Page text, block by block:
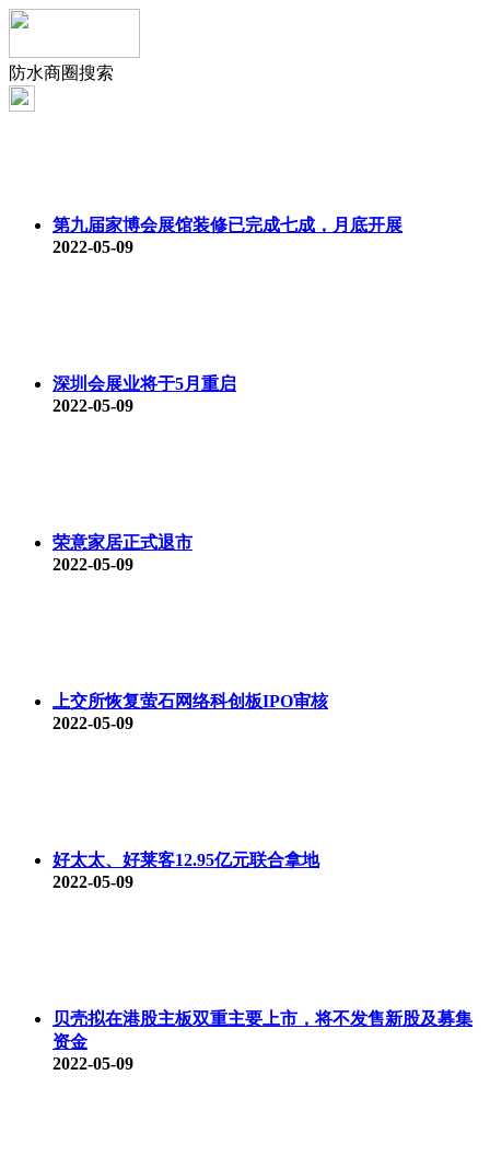
防水商圈搜索
第九届家博会展馆装修已完成七成，月底开展
2022-05-09
深圳会展业将于5月重启
2022-05-09
荣意家居正式退市
2022-05-09
上交所恢复萤石网络科创板IPO审核
2022-05-09
好太太、好莱客12.95亿元联合拿地
2022-05-09
贝壳拟在港股主板双重主要上市，将不发售新股及募集
资金
2022-05-09